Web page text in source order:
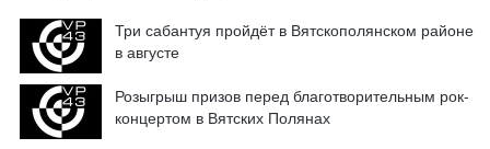
Три сабантуя пройдёт в Вятскополянском районе
в августе
Розыгрыш призов перед благотворительным рок-
концертом в Вятских Полянах